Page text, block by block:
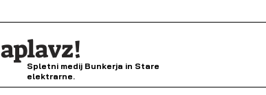
aplavz!
Spletni medij Bunkerja in Stare
elektrarne.